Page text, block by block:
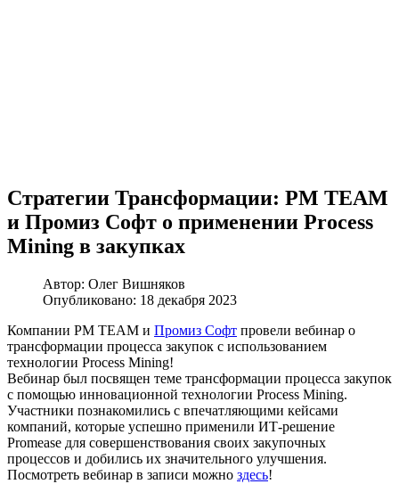
Стратегии Трансформации: PM TEAM
и Промиз Софт о применении Process
Mining в закупках
Автор: Олег Вишняков
Опубликовано: 18 декабря 2023
Компании PM TEAM и Промиз Софт провели вебинар о
трансформации процесса закупок с использованием
технологии Process Mining!
Вебинар был посвящен теме трансформации процесса закупок
с помощью инновационной технологии Process Mining.
Участники познакомились с впечатляющими кейсами
компаний, которые успешно применили ИТ-решение
Promease для совершенствования своих закупочных
процессов и добились их значительного улучшения.
Посмотреть вебинар в записи можно здесь!